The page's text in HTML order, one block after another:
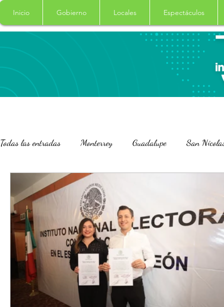
Inicio Gobierno Locales Espectáculos
Todas las entradas Monterrey Guadalupe San
San Pedro Garza Garcia
Salud Columna Curiosidades Garcia
Elecciones2021NL Educación Economía